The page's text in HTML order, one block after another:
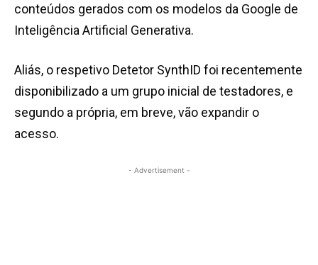
conteúdos gerados com os modelos da Google de
Inteligência Artificial Generativa.
Aliás, o respetivo Detetor SynthID foi recentemente
disponibilizado a um grupo inicial de testadores, e
segundo a própria, em breve, vão expandir o
acesso.
- Advertisement -